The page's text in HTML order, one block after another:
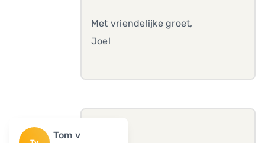
Met vriendelijke groet,
Joel
Tom v